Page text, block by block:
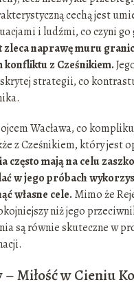
cechą jest
i ludźmi, co czyni go
zleca naprawę muru
konfliktu z Cześnikiem.
strategii, co
Wacława, co
z Cześnikiem, który jest
często mają na celu
w jego próbach
własne cele. Mimo że
niż jego
są równie skuteczne w
– Miłość w Cieniu